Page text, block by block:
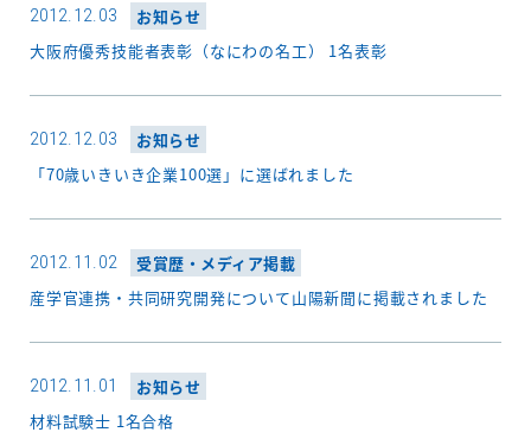
2012.12.03
お知らせ
大阪府優秀技能者表彰（なにわの名工） 1名表彰
2012.12.03
お知らせ
「70歳いきいき企業100選」に選ばれました
2012.11.02
受賞歴・メディア掲載
産学官連携・共同研究開発について山陽新聞に掲載されました
2012.11.01
お知らせ
材料試験士 1名合格